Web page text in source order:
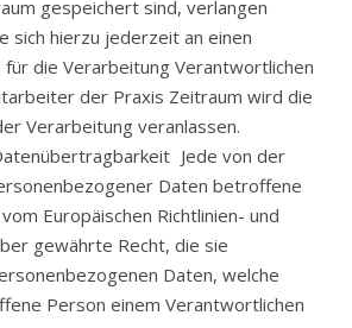
gespeichert sind, verlangen
sich hierzu jederzeit an einen
die Verarbeitung Verantwortlichen
der Praxis Zeitraum wird die
Verarbeitung veranlassen.
Jede von der
Daten betroffene
Europäischen Richtlinien- und
gewährte Recht, die sie
Daten, welche
Person einem Verantwortlichen